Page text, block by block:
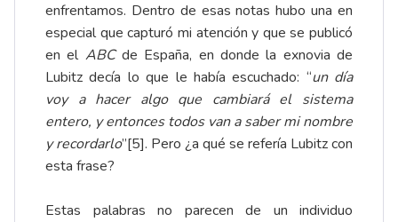
enfrentamos. Dentro de esas notas hubo una en
especial que capturó mi atención y que se publicó
en el ABCde España, en donde la exnovia de
Lubitz decía lo que le había escuchado: “un día
voy a hacer algo que cambiará el sistema
entero, y entonces todos van a saber mi nombre
y recordarlo”[5]. Pero ¿a qué se refería Lubitz con
esta frase?
Estas palabras no parecen de un individuo